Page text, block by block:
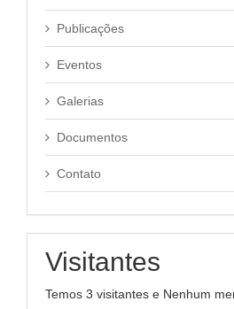
Publicações
Eventos
Galerias
Documentos
Contato
Visitantes
Temos 3 visitantes e Nenhum